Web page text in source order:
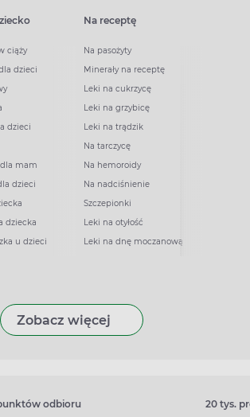
ciąży
dzieci
dzieci
mam
dzieci
dziecka
u dzieci
Na receptę
Na pasożyty
Minerały na receptę
Leki na cukrzycę
Leki na grzybicę
Leki na trądzik
Na tarczycę
Na hemoroidy
Na nadciśnienie
Szczepionki
Leki na otyłość
Leki na dnę moczanową
Zobacz więcej
odbioru 20 tys.